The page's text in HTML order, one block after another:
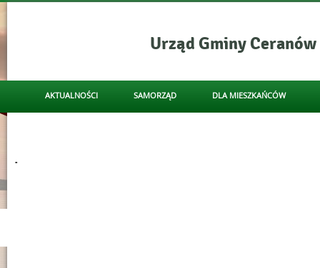
Urząd Gminy Ceranów
główne
AKTUALNOŚCI SAMORZĄD DLA MIESZKAŃCÓW
.